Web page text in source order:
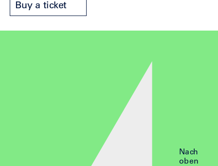
Buy a ticket
Nach
oben